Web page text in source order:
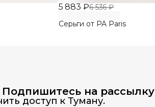
5 883 ₽6 536 ₽
Серьги от PA Paris
Подпишитесь на рассылку
доступ к Туману.